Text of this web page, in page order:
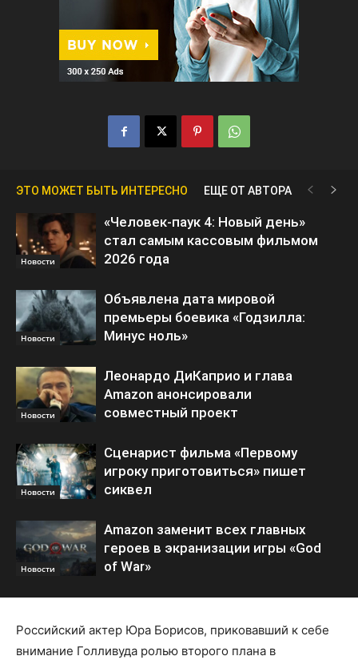
ЭТО МОЖЕТ БЫТЬ ИНТЕРЕСНО ЕЩЕ ОТ АВТОРА
Новости
«Человек-паук 4: Новый день»
стал самым кассовым фильмом
2026 года
Новости
Объявлена дата мировой
премьеры боевика «Годзилла:
Минус ноль»
Новости
Леонардо ДиКаприо и глава
Amazon анонсировали
совместный проект
Новости
Сценарист фильма «Первому
игроку приготовиться» пишет
сиквел
Новости
Amazon заменит всех главных
героев в экранизации игры «God
of War»
Российский актер Юра Борисов, приковавший к себе
внимание Голливуда ролью второго плана в